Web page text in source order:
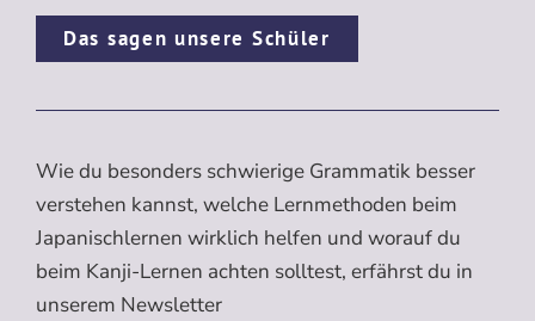
Das sagen unsere Schüler
Wie du besonders schwierige Grammatik besser
verstehen kannst, welche Lernmethoden beim
Japanischlernen wirklich helfen und worauf du
beim Kanji-Lernen achten solltest, erfährst du in
unserem Newsletter